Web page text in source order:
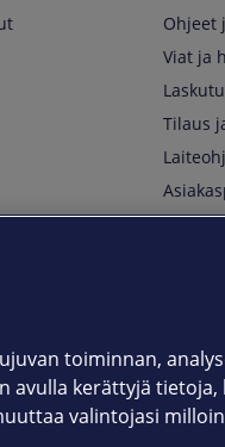
Ohjeet
Viat ja
Tilaus
Soita
toiminnan,
avulla kerättyjä
valintojasi